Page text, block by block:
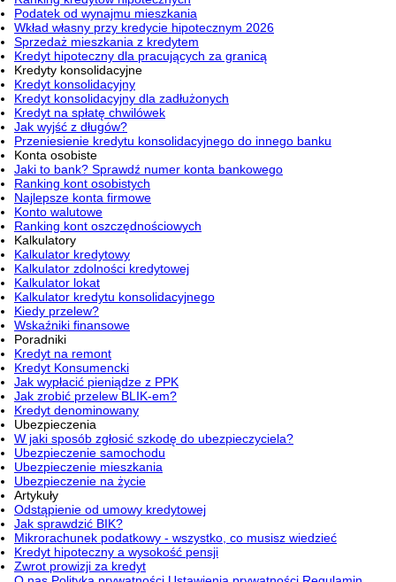
Podatek od wynajmu mieszkania
Wkład własny przy kredycie hipotecznym 2026
Sprzedaż mieszkania z kredytem
Kredyt hipoteczny dla pracujących za granicą
Kredyty konsolidacyjne
Kredyt konsolidacyjny
Kredyt konsolidacyjny dla zadłużonych
Kredyt na spłatę chwilówek
Jak wyjść z długów?
Przeniesienie kredytu konsolidacyjnego do innego banku
Konta osobiste
Jaki to bank? Sprawdź numer konta bankowego
Ranking kont osobistych
Najlepsze konta firmowe
Konto walutowe
Ranking kont oszczędnościowych
Kalkulatory
Kalkulator kredytowy
Kalkulator zdolności kredytowej
Kalkulator lokat
Kalkulator kredytu konsolidacyjnego
Kiedy przelew?
Wskaźniki finansowe
Poradniki
Kredyt na remont
Kredyt Konsumencki
Jak wypłacić pieniądze z PPK
Jak zrobić przelew BLIK-em?
Kredyt denominowany
Ubezpieczenia
W jaki sposób zgłosić szkodę do ubezpieczyciela?
Ubezpieczenie samochodu
Ubezpieczenie mieszkania
Ubezpieczenie na życie
Artykuły
Odstąpienie od umowy kredytowej
Jak sprawdzić BIK?
Mikrorachunek podatkowy - wszystko, co musisz wiedzieć
Kredyt hipoteczny a wysokość pensji
Zwrot prowizji za kredyt